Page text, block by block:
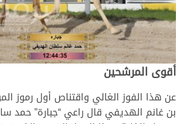
أقوى المرشحين
عن هذا الفوز الغالي واقتناص أول رموز
بن غانم الهديفي قال راعي “جبارة” حمد